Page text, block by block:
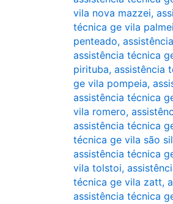
vila nova mazzei,
técnica ge vila
penteado,
assistência técnica
pirituba, assistência
ge vila pompeia,
assistência técnica
vila romero,
assistência técnica
técnica ge vila são
assistência técnica
vila tolstoi,
técnica ge vila zatt,
assistência técnica